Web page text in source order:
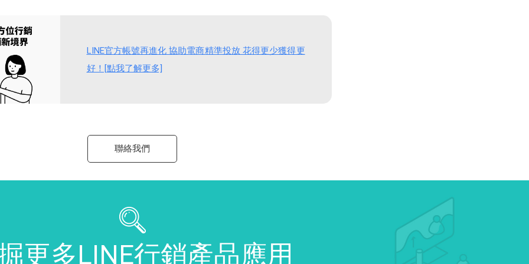
LINE官方帳號再進化 協助電商精準投放 花得更少獲得更
好！[點我了解更多]
聯絡我們
更多LINE行銷產品應用